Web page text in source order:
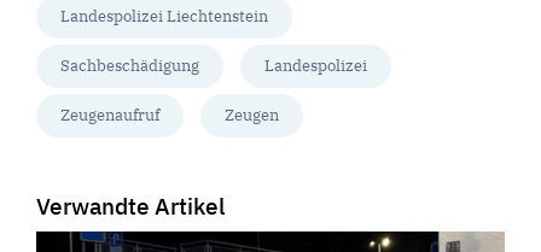
Landespolizei Liechtenstein
Sachbeschädigung Landespolizei
Zeugenaufruf Zeugen
Verwandte Artikel